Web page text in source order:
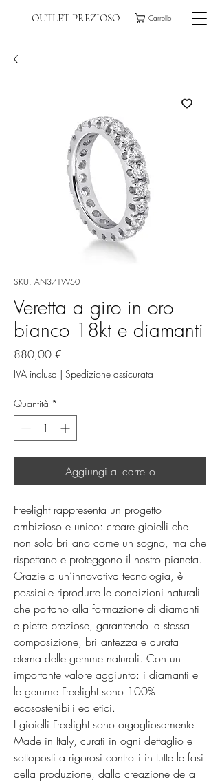
OUTLET PREZIOSO Carrello
SKU: AN371W50
Veretta a giro in oro
bianco 18kt e diamanti
880,00 €
IVA inclusa | Spedizione assicurata
Quantità *
Aggiungi al carrello
Freelight rappresenta un progetto
ambizioso e unico: creare gioielli che
non solo brillano come un sogno, ma che
rispettano e proteggono il nostro pianeta.
Grazie a un’innovativa tecnologia, è
possibile riprodurre le condizioni naturali
che portano alla formazione di diamanti
e pietre preziose, garantendo la stessa
composizione, brillantezza e durata
eterna delle gemme naturali. Con un
importante valore aggiunto: i diamanti e
le gemme Freelight sono 100%
ecosostenibili ed etici.
I gioielli Freelight sono orgogliosamente
Made in Italy, curati in ogni dettaglio e
sottoposti a rigorosi controlli in tutte le fasi
della produzione, dalla creazione della